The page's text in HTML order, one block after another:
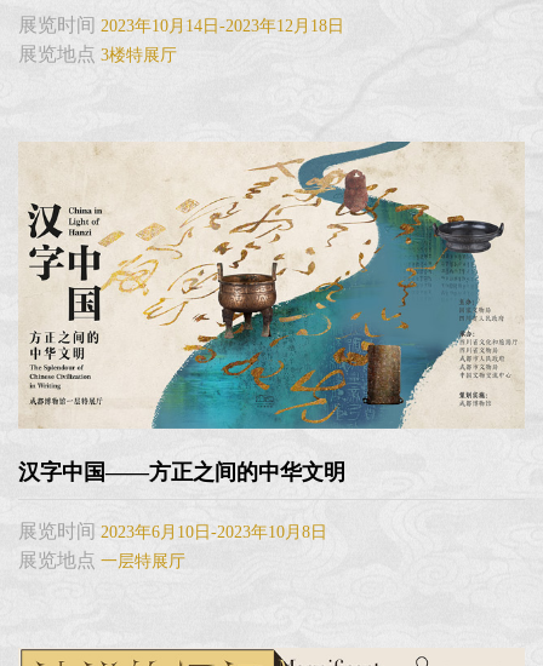
展览时间 2023年10月14日-2023年12月18日
展览地点 3楼特展厅
汉字中国——方正之间的中华文明
展览时间 2023年6月10日-2023年10月8日
展览地点 一层特展厅